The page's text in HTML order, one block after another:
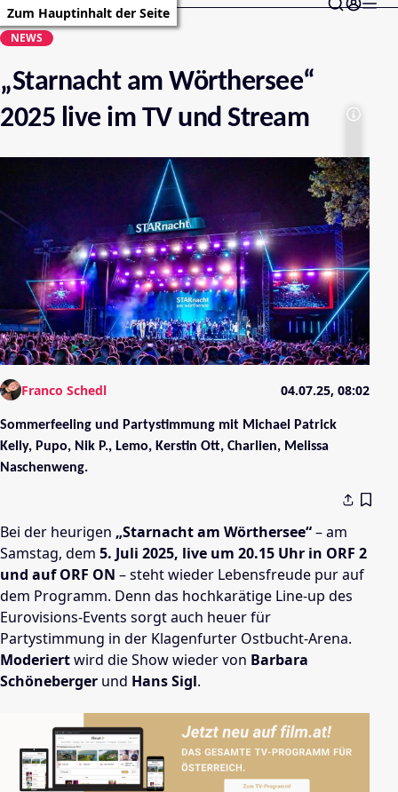
Zum Hauptinhalt der Seite
NEWS
„Starnacht am Wörthersee“
2025 live im TV und Stream
Franco Schedl 04.07.25, 08:02
Sommerfeeling und Partystimmung mit Michael Patrick
Kelly, Pupo, Nik P., Lemo, Kerstin Ott, Charlien, Melissa
Naschenweng.
Bei der heurigen „Starnacht am Wörthersee“– am
Samstag, dem 5. Juli 2025, live um 20.15 Uhr in ORF 2
und auf ORF ON – steht wieder Lebensfreude pur auf
dem Programm. Denn das hochkarätige Line-up des
Eurovisions-Events sorgt auch heuer für
Partystimmung in der Klagenfurter Ostbucht-Arena.
Moderiertwird die Show wieder von Barbara
Schöneberger und Hans Sigl.